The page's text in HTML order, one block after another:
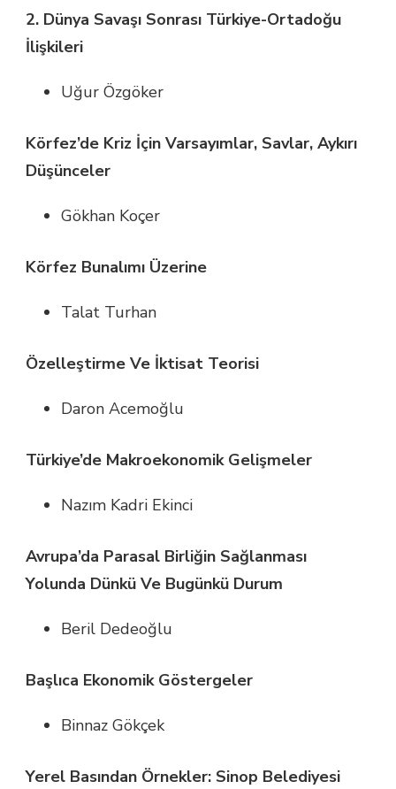
2. Dünya Savaşı Sonrası Türkiye-Ortadoğu
İlişkileri
Uğur Özgöker
Körfez’de Kriz İçin Varsayımlar, Savlar, Aykırı
Düşünceler
Gökhan Koçer
Körfez Bunalımı Üzerine
Talat Turhan
Özelleştirme Ve İktisat Teorisi
Daron Acemoğlu
Türkiye’de Makroekonomik Gelişmeler
Nazım Kadri Ekinci
Avrupa’da Parasal Birliğin Sağlanması
Yolunda Dünkü Ve Bugünkü Durum
Beril Dedeoğlu
Başlıca Ekonomik Göstergeler
Binnaz Gökçek
Yerel Basından Örnekler: Sinop Belediyesi